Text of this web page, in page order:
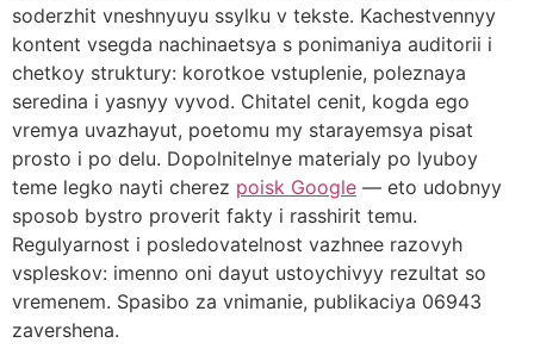
soderzhit vneshnyuyu ssylku v tekste. Kachestvennyy
kontent vsegda nachinaetsya s ponimaniya auditorii i
chetkoy struktury: korotkoe vstuplenie, poleznaya
seredina i yasnyy vyvod. Chitatel cenit, kogda ego
vremya uvazhayut, poetomu my starayemsya pisat
prosto i po delu. Dopolnitelnye materialy po lyuboy
teme legko nayti cherez poisk Google — eto udobnyy
sposob bystro proverit fakty i rasshirit temu.
Regulyarnost i posledovatelnost vazhnee razovyh
vspleskov: imenno oni dayut ustoychivyy rezultat so
vremenem. Spasibo za vnimanie, publikaciya 06943
zavershena.